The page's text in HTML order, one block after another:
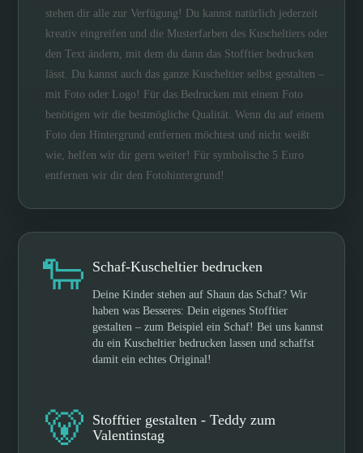
stehen dir alle zur Verfügung! Du kannst natürlich jederzeit
kreativ eingreifen und die Musterfarben des Kuscheltiers oder
den Text ändern, mit dem du dann das Stofftier bedrucken
lässt. Du kannst auch das ganze Kuscheltier selbst gestalten –
mit Foto oder Logo! Für das Bedrucken mit einem Foto
benötigen wir die bestmögliche Qualität. Wenn du auf einem
Foto den Hintergrund entfernen möchtest und nicht weißt
wie, helfen wir dir gern weiter! Für symbolische 5 Euro
entfernen wir dir den Fotohintergrund!
🐑 Schaf-Kuscheltier bedrucken
Deine Kinder stehen auf Shaun das Schaf? Wir
haben was Besseres: Dein eigenes Stofftier
gestalten – zum Beispiel ein Schaf! Bei uns kannst
du ein Kuscheltier bedrucken lassen und schaffst
damit ein echtes Original!
🐻
Stofftier gestalten - Teddy zum
Valentinstag